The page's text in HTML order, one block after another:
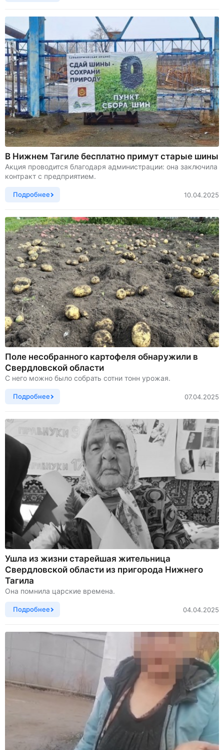
В Нижнем Тагиле бесплатно примут старые шины
Акция проводится благодаря администрации: она заключила
контракт с предприятием.
Подробнее 10.04.2025
Поле несобранного картофеля обнаружили в
Свердловской области
С него можно было собрать сотни тонн урожая.
Подробнее 07.04.2025
Ушла из жизни старейшая жительница
Свердловской области из пригорода Нижнего
Тагила
Она помнила царские времена.
Подробнее 04.04.2025